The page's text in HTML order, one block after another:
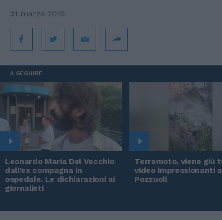
31 marzo 2019
A SEGUIRE
Leonardo Maria Del Vecchio
dall'ex compagna in
ospedale. Le dichiarazioni ai
giornalisti
Terremoto, viene giù
video impressionanti a
Pozzuoli